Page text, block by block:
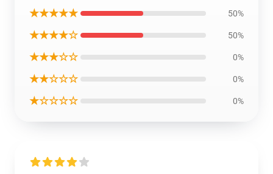
★★★★★ 50%
★★★★☆ 50%
★★★☆☆ 0%
★★☆☆☆ 0%
★☆☆☆☆ 0%